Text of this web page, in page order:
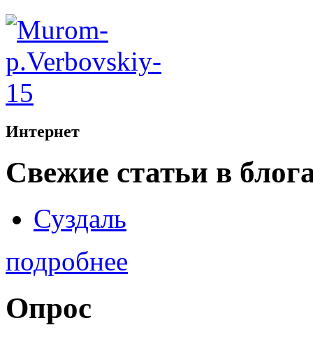
Интернет
Свежие статьи в
Суздаль
подробнее
Опрос